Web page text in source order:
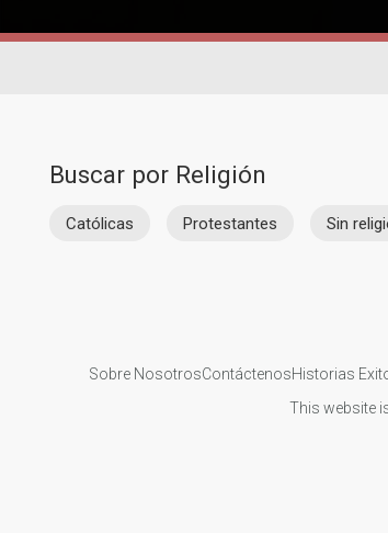
Buscar por Religión
Católicas Protestantes Sin
Sobre NosotrosContáctenosHistorias
This website